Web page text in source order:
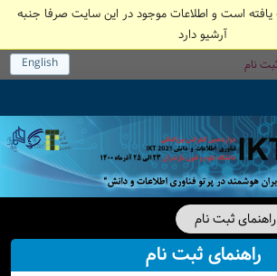
یافته است و اطلاعات موجود در این سایت صرفا جنبه
آرشیو دارد
نام English
راهنمای ثبت نام
راهنمای ثبت نام